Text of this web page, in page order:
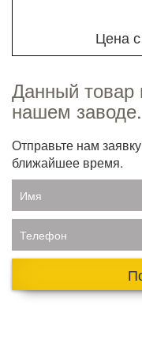
Цена
Данный товар
нашем заводе.
Отправьте нам
ближайшее время.
Имя
Телефон